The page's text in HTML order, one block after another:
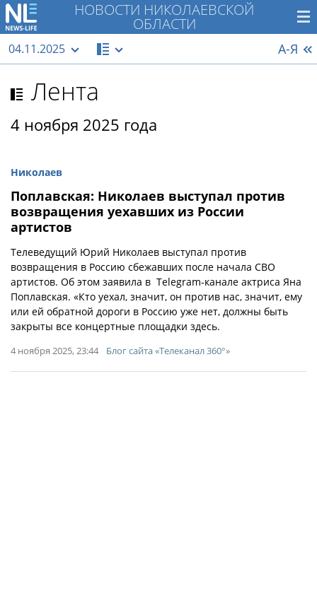
НОВОСТИ НИКОЛАЕВСКОЙ
ОБЛАСТИ
04.11.2025 А-Я
Лента
4 ноября 2025 года
Николаев
Поплавская: Николаев выступал против
возвращения уехавших из России
артистов
Телеведущий Юрий Николаев выступал против
возвращения в Россию сбежавших после начала СВО
артистов. Об этом заявила в Telegram-канале актриса Яна
Поплавская. «Кто уехал, значит, он против нас, значит, ему
или ей обратной дороги в Россию уже нет, должны быть
закрыты все концертные площадки здесь.
4 ноября 2025, 23:44 Блог сайта «Телеканал 360°»